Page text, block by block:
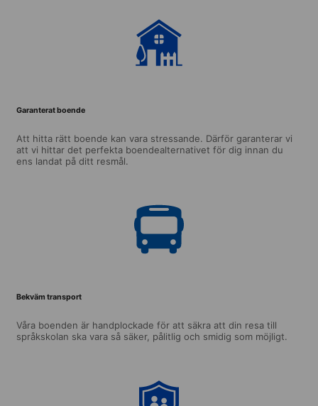
Garanterat boende
Att hitta rätt boende kan vara stressande. Därför garanterar vi
att vi hittar det perfekta boendealternativet för dig innan du
ens landat på ditt resmål.
Bekväm transport
Våra boenden är handplockade för att säkra att din resa till
språkskolan ska vara så säker, pålitlig och smidig som möjligt.